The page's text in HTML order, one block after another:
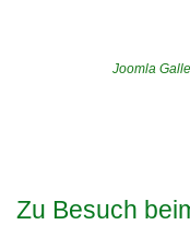
Joomla
Zu Besuch